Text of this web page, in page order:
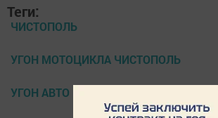
Теги:
ЧИСТОПОЛЬ
УГОН МОТОЦИКЛА ЧИСТОПОЛЬ
УГОН АВТО